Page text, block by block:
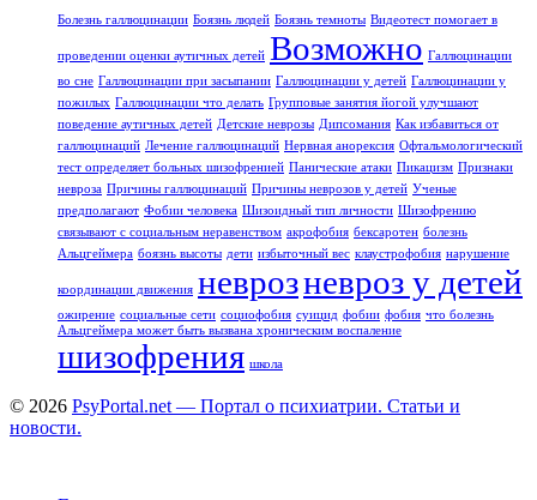
Болезнь галлюцинации Боязнь людей Боязнь темноты Видеотест помогает в
проведении оценки аутичных детей Возможно Галлюцинации
во сне Галлюцинации при засыпании Галлюцинации у детей Галлюцинации у
пожилых Галлюцинации что делать Групповые занятия йогой улучшают
поведение аутичных детей Детские неврозы Дипсомания Как избавиться от
галлюцинаций Лечение галлюцинаций Нервная анорексия Офтальмологический
тест определяет больных шизофренией Панические атаки Пикацизм Признаки
невроза Причины галлюцинаций Причины неврозов у детей Ученые
предполагают Фобии человека Шизоидный тип личности Шизофрению
связывают с социальным неравенством акрофобия бексаротен болезнь
Альцгеймера боязнь высоты дети избыточный вес клаустрофобия нарушение
координации движения неврозневроз у детей
ожирение социальные сети социофобия суицид фобии фобия что болезнь
Альцгеймера может быть вызвана хроническим воспаление
шизофрения школа
© 2026 PsyPortal.net — Портал о психиатрии. Статьи и
новости.